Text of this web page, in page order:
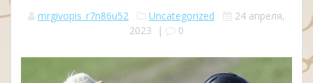
mrgivopis_r7n86u52 Uncategorized
24 апреля,
2023 | 0